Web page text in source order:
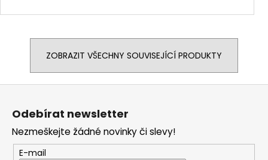
ZOBRAZIT VŠECHNY SOUVISEJÍCÍ PRODUKTY
Odebírat newsletter
Nezmeškejte žádné novinky či slevy!
E-mail